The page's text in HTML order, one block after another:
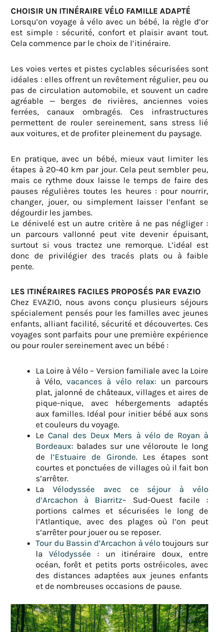
CHOISIR UN ITINÉRAIRE VÉLO FAMILLE ADAPTÉ
Lorsqu’on voyage à vélo avec un bébé, la règle d’or
est simple : sécurité, confort et plaisir avant tout.
Cela commence par le choix de l’itinéraire.
Les voies vertes et pistes cyclables sécurisées sont
idéales : elles offrent un revêtement régulier, peu ou
pas de circulation automobile, et souvent un cadre
agréable — berges de rivières, anciennes voies
ferrées, canaux ombragés. Ces infrastructures
permettent de rouler sereinement, sans stress lié
aux voitures, et de profiter pleinement du paysage.
En pratique, avec un bébé, mieux vaut limiter les
étapes à 20-40 km par jour. Cela peut sembler peu,
mais ce rythme doux laisse le temps de faire des
pauses régulières toutes les heures : pour nourrir,
changer, jouer, ou simplement laisser l’enfant se
dégourdir les jambes.
Le dénivelé est un autre critère à ne pas négliger :
un parcours vallonné peut vite devenir épuisant,
surtout si vous tractez une remorque. L’idéal est
donc de privilégier des tracés plats ou à faible
pente.
LES ITINÉRAIRES FACILES PROPOSÉS PAR EVAZIO
Chez EVAZIO, nous avons conçu plusieurs séjours
spécialement pensés pour les familles avec jeunes
enfants, alliant facilité, sécurité et découvertes. Ces
voyages sont parfaits pour une première expérience
ou pour rouler sereinement avec un bébé :
La Loire à Vélo – Version familiale avec la Loire
à Vélo,vacances à vélo relax: un parcours
plat, jalonné de châteaux, villages et aires de
pique-nique, avec hébergements adaptés
aux familles. Idéal pour initier bébé aux sons
et couleurs du voyage.
LeCanal des Deux Mers à vélo de Royan à
Bordeaux: balades sur une véloroute le long
de l’Estuaire de Gironde. Les étapes sont
courtes et ponctuées de villages où il fait bon
s’arrêter.
LaVélodyssée avec ce séjour à vélo
d’Arcachon à Biarritz– Sud-Ouest facile :
portions calmes et sécurisées le long de
l’Atlantique, avec des plages où l’on peut
s’arrêter pour jouer ou se reposer.
Tour du Bassin d’Arcachon à vélotoujours sur
laVélodyssée : un itinéraire doux, entre
océan, forêt et petits ports ostréicoles, avec
des distances adaptées aux jeunes enfants
et de nombreuses occasions de pause.